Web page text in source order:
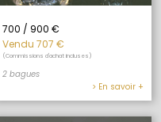
700 / 900 €
Vendu 707 €
(Commissions d'achat incluses)
2 bagues
> En savoir +